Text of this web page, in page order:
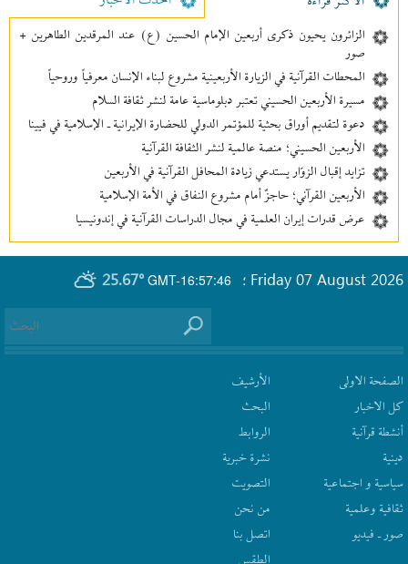
الزائرون يحيون ذكرى أربعين الإمام الحسين (ع) عند المرقدين الطاهرين +
صور
المحطات القرآنية في الزيارة الأربعينية مشروع لبناء الإنسان معرفیاً وروحياً
مسيرة الأربعين الحسيني تعتبر دبلوماسية عامة لنشر ثقافة السلام
دعوة لتقديم أوراق بحثية للمؤتمر الدولي للحضارة الإيرانية ـ الإسلامية في فيينا
الأربعين الحسيني؛ منصة عالمية لنشر الثقافة القرآنية
تزايد إقبال الزوّار يستدعي زيادة المحافل القرآنية في الأربعين
الأربعين القرآني؛ حاجزٌ أمام مشروع النفاق في الأمة الإسلامية
عرض قدرات إيران العلمية في مجال الدراسات القرآنية في إندونيسيا
GMT-16:57:46
25.67° Friday 07 August 2026 ؛
الصفحة الاولى
كل الاخبار
أنشطة قرآنیة
دينية
سیاسیة و اجتماعیة
ثقافیة وعلمیة
صور ـ فيديو
الأرشیف
البحث
الروابط
نشرة‌ خبریة
التصويت
من نحن
اتصل بنا